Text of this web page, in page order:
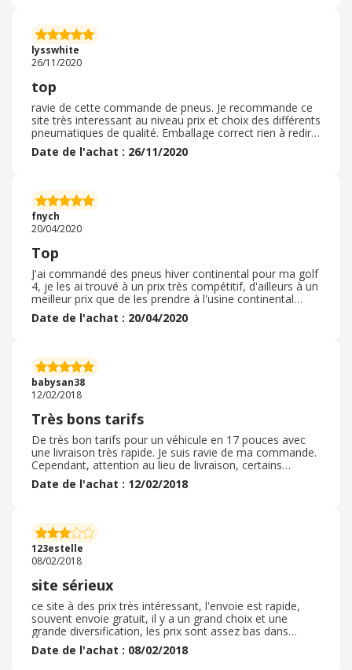
de suivi rien. J'ai beau discuter avec eux au téléphone, ils
me rassure mais les jours passent et je n'arrive pas a
avoir l'expédition et on sent franchement qu'on
derange... . .
lysswhite
26/11/2020
top
ravie de cette commande de pneus. Je recommande ce
site très interessant au niveau prix et choix des différents
pneumatiques de qualité. Emballage correct rien à redire
bon processus d'achat des pneux articles conformes à
mes grandes attentes, pas besoin de retourner la
connaissances pour indiquer ce bon site merci pour tout
je reviendrais quand j aurai besoin de nouveaux de bons
pneus
Date de l'achat : 26/11/2020
fnych
20/04/2020
Top
J'ai commandé des pneus hiver continental pour ma golf
4, je les ai trouvé à un prix très compétitif, d'ailleurs à un
meilleur prix que de les prendre à l'usine continental
directement ! Les pneus ont été livrés directement à
l'adresse du garage qui me les a installés. La livraison a
et toujours le moyen de trouver une bonne affaire dans
les plus grandes marques. Le système de notation
permet de trouver le meilleur rapport qualité prix en
fonction de son budget et de ses souhaits.
Date de l'achat : 20/04/2020
babysan38
12/02/2018
Très bons tarifs
De très bon tarifs pour un véhicule en 17 pouces avec
une livraison très rapide. Je suis ravie de ma commande.
Cependant, attention au lieu de livraison, certains
garages sont peu recommandables, j'en ai fais les frais
d'une mauvaise expérience pour mes jantes alu.
Date de l'achat : 12/02/2018
123estelle
08/02/2018
site sérieux
ce site à des prix très intéressant, l'envoie est rapide,
souvent envoie gratuit, il y a un grand choix et une
grande diversification, les prix sont assez bas dans
l'ensemble, envoi bien soigné et respecte les dates de
livraison, le livreur aussi aide à porter la marchandise
Date de l'achat : 08/02/2018